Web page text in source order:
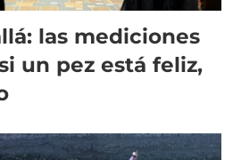
las mediciones
un pez está feliz,